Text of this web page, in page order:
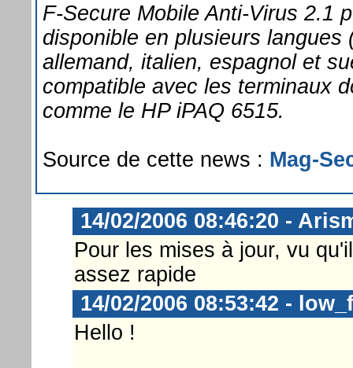
F-Secure Mobile Anti-Virus 2.1
disponible en plusieurs
allemand, italien, espagnol et
compatible avec les terminaux
comme le HP iPAQ 6515.
Source de cette news : Mag-
14/02/2006 08:46:20 -
Pour les mises à jour, vu
assez rapide
14/02/2006 08:53:42 -
Hello !